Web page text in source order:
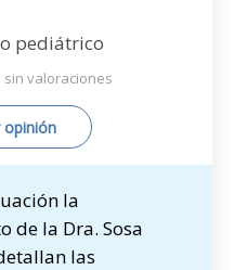
pediátrico
sin valoraciones
opinión
la
de la Dra. Sosa
las